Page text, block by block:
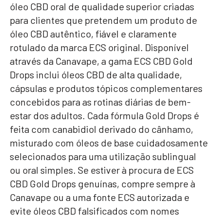
óleo CBD oral de qualidade superior criadas
para clientes que pretendem um produto de
óleo CBD autêntico, fiável e claramente
rotulado da marca ECS original. Disponível
através da Canavape, a gama ECS CBD Gold
Drops inclui óleos CBD de alta qualidade,
cápsulas e produtos tópicos complementares
concebidos para as rotinas diárias de bem-
estar dos adultos. Cada fórmula Gold Drops é
feita com canabidiol derivado do cânhamo,
misturado com óleos de base cuidadosamente
selecionados para uma utilização sublingual
ou oral simples. Se estiver à procura de ECS
CBD Gold Drops genuínas, compre sempre à
Canavape ou a uma fonte ECS autorizada e
evite óleos CBD falsificados com nomes